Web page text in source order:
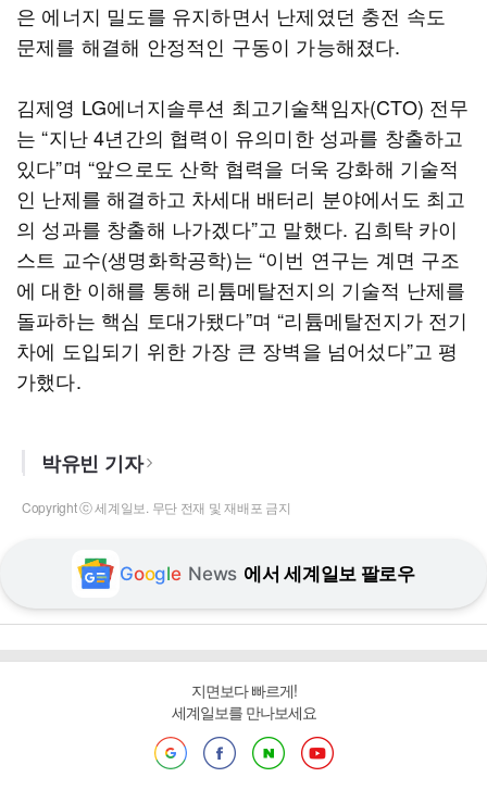
은 에너지 밀도를 유지하면서 난제였던 충전 속도
문제를 해결해 안정적인 구동이 가능해졌다.
김제영 LG에너지솔루션 최고기술책임자(CTO) 전무
는 “지난 4년간의 협력이 유의미한 성과를 창출하고
있다”며 “앞으로도 산학 협력을 더욱 강화해 기술적
인 난제를 해결하고 차세대 배터리 분야에서도 최고
의 성과를 창출해 나가겠다”고 말했다. 김희탁 카이
스트 교수(생명화학공학)는 “이번 연구는 계면 구조
에 대한 이해를 통해 리튬메탈전지의 기술적 난제를
돌파하는 핵심 토대가됐다”며 “리튬메탈전지가 전기
차에 도입되기 위한 가장 큰 장벽을 넘어섰다”고 평
가했다.
박유빈 기자
Copyright ⓒ 세계일보. 무단 전재 및 재배포 금지
Google News 에서 세계일보 팔로우
지면보다 빠르게!
세계일보를 만나보세요